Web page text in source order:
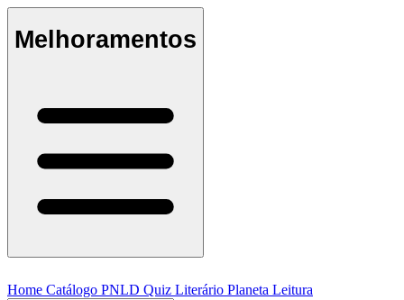
Melhoramentos
Home Catálogo PNLD Quiz Literário Planeta Leitura